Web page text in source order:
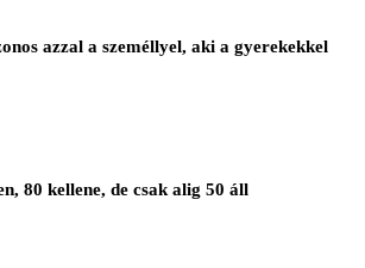
azzal a személlyel, aki a gyerekekkel
80 kellene, de csak alig 50 áll